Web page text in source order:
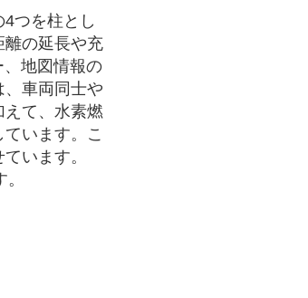
つを柱とし
離の延長や充
地図情報の
車両同士や
て、水素燃
います。こ
います。